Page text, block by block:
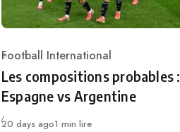
Category
Football International
Les compositions probables :
Espagne vs Argentine
Publié
20 days ago1 min lire